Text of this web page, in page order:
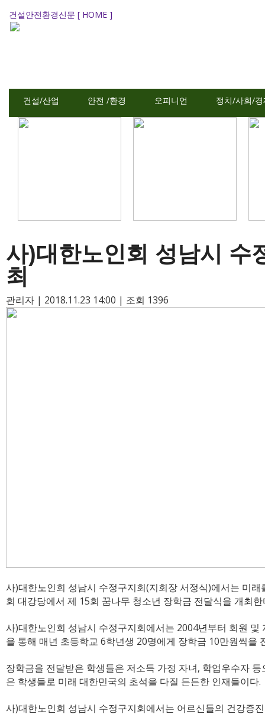
건설안전환경신문 [ HOME ]
건설/산업 안전 /환경 오피니언 정치/사회/경
사)대한노인회 성남시 수
최
관리자 | 2018.11.23 14:00 | 조회 1396
사)대한노인회 성남시 수정구지회(지회장 서정식)에서는 미
회 대강당에서 제 15회 꿈나무 청소년 장학금 전달식을 개최한
사)대한노인회 성남시 수정구지회에서는 2004년부터 회원
을 통해 매년 초등학교 6학년생 20명에게 장학금 10만원씩을
장학금을 전달받은 학생들은 저소득 가정 자녀, 학업우수자
은 학생들로 미래 대한민국의 초석을 다질 든든한 인재들이다.
사)대한노인회 성남시 수정구지회에서는 어르신들의 건강증